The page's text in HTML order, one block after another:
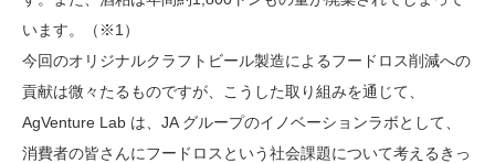
います。（※1）
今回のオリジナルクラフトビール製造によるフードロス削減への
貢献は微々たるものですが、こうした取り組みを通じて、
AgVenture Lab は、JA グループのイノベーションラボとして、
消費者の皆さんにフードロスという社会課題について考えるきっ